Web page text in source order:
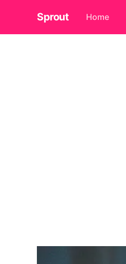
Sprout Home